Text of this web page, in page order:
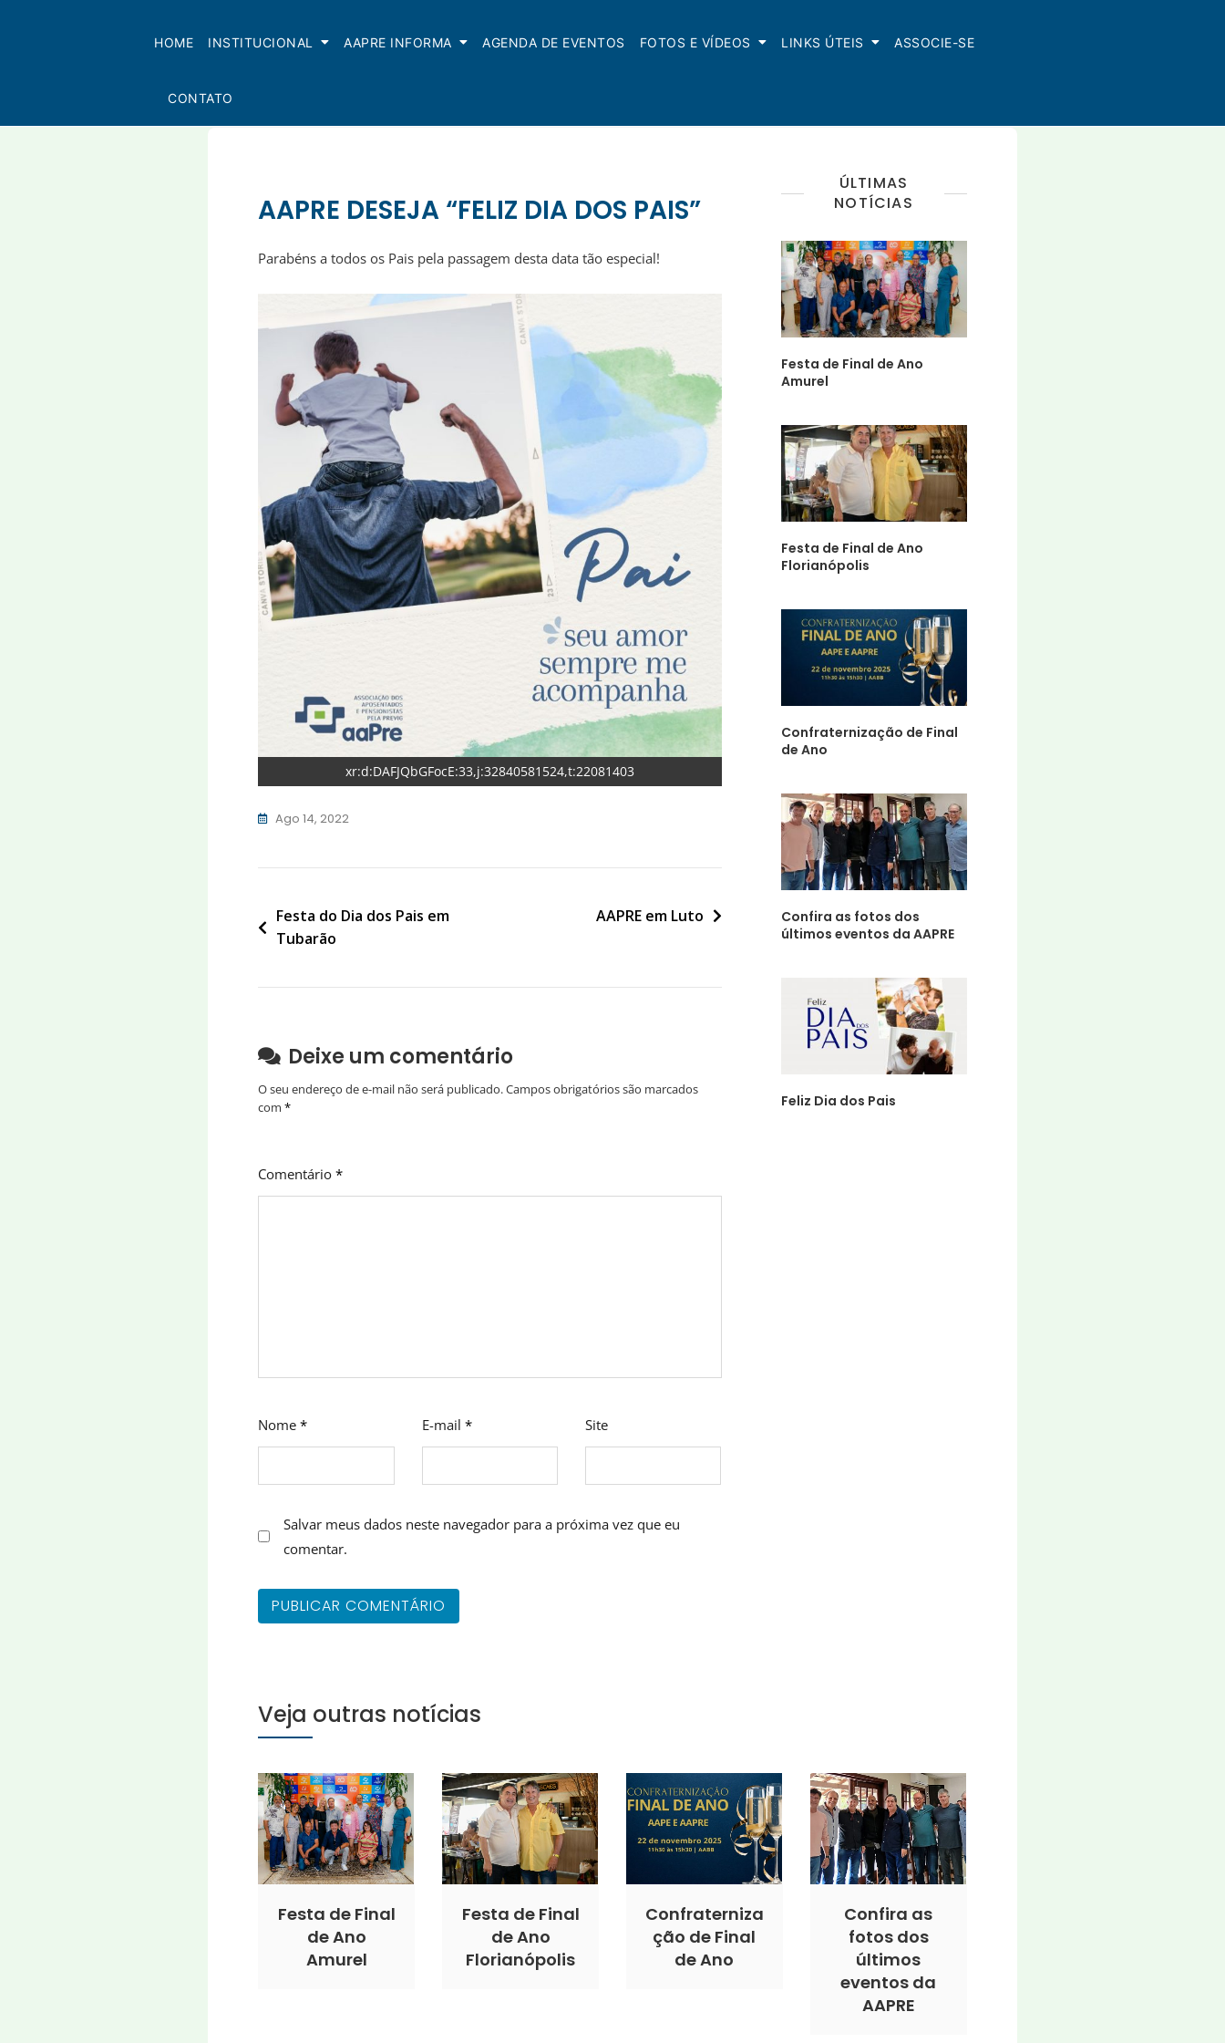
HOME INSTITUCIONAL AAPRE INFORMA AGENDA DE EVENTOS FOTOS E VÍDEOS LINKS ÚTEIS ASSOCIE-SE
CONTATO
AAPRE DESEJA “FELIZ DIA DOS PAIS”
Parabéns a todos os Pais pela passagem desta data tão especial!
xr:d:DAFJQbGFocE:33,j:32840581524,t:22081403
Ago 14, 2022
Navegação
de
Post
Festa do Dia dos Pais em
Tubarão
AAPRE em Luto
Deixe um comentário
O seu endereço de e-mail não será publicado.Campos obrigatórios são marcados
com*
Comentário*
Nome* E-mail * Site
Salvar meus dados neste navegador para a próxima vez que eu
comentar.
ÚLTIMAS
NOTÍCIAS
Festa de Final de Ano
Amurel
Festa de Final de Ano
Florianópolis
Confraternização de Final
de Ano
Confira as fotos dos
últimos eventos da AAPRE
Feliz Dia dos Pais
Veja outras notícias
Festa de Final
de Ano
Amurel
Festa de Final
de Ano
Florianópolis
Confraterniza
ção de Final
de Ano
Confira as
fotos dos
últimos
eventos da
AAPRE